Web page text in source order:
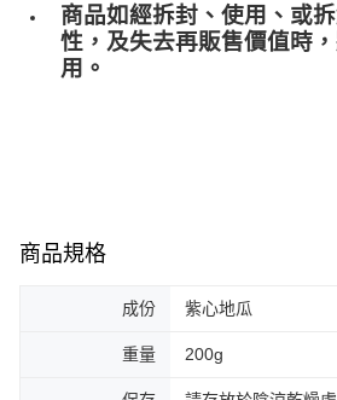
商品如經拆封、使用、或
性，及失去再販售價值時
用。
商品規格
成份 紫心地瓜
重量 200g